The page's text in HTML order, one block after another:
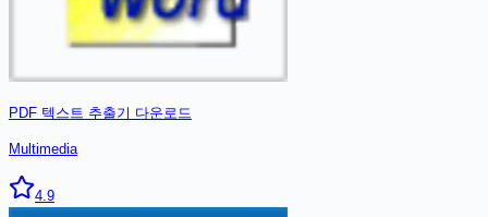
PDF 텍스트 추출기 다운로드
Multimedia
4.9